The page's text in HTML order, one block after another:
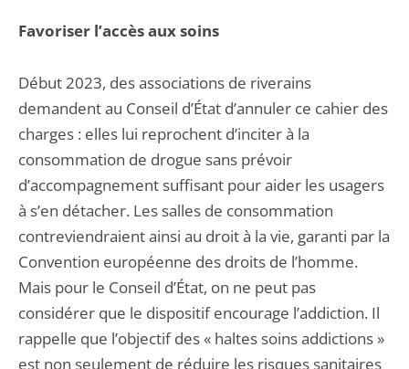
Favoriser l’accès aux soins
Début 2023, des associations de riverains
demandent au Conseil d’État d’annuler ce cahier des
charges : elles lui reprochent d’inciter à la
consommation de drogue sans prévoir
d’accompagnement suffisant pour aider les usagers
à s’en détacher. Les salles de consommation
contreviendraient ainsi au droit à la vie, garanti par la
Convention européenne des droits de l’homme.
Mais pour le Conseil d’État, on ne peut pas
considérer que le dispositif encourage l’addiction. Il
rappelle que l’objectif des « haltes soins addictions »
est non seulement de réduire les risques sanitaires